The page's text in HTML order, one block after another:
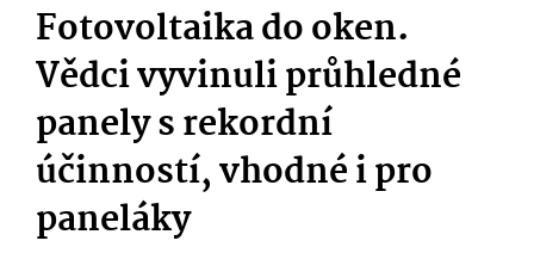
Fotovoltaika do oken.
Vědci vyvinuli průhledné
panely s rekordní
účinností, vhodné i pro
paneláky